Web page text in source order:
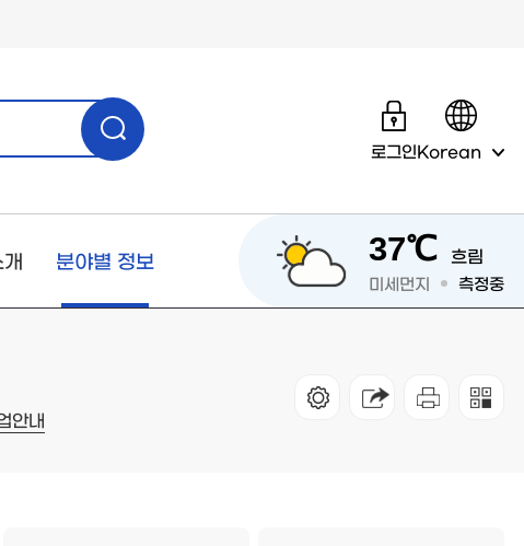
로그인Korean
개 분야별 정보 37℃ 흐림
미세먼지 측정중
안내